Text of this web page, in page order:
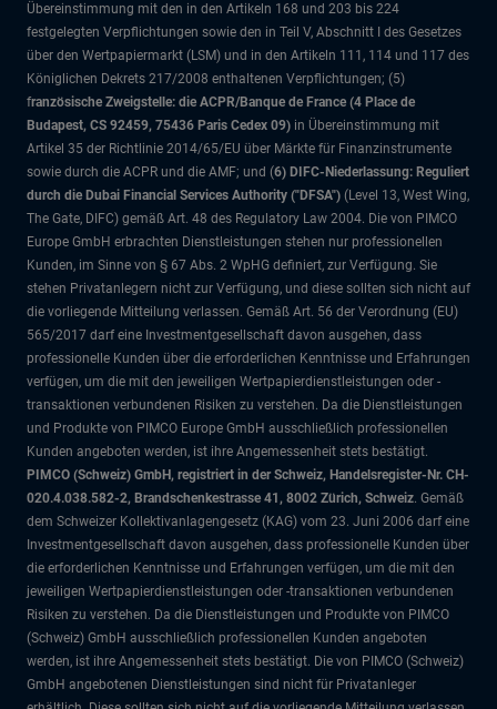
Übereinstimmung mit den in den Artikeln 168 und 203 bis 224
festgelegten Verpflichtungen sowie den in Teil V, Abschnitt I des Gesetzes
über den Wertpapiermarkt (LSM) und in den Artikeln 111, 114 und 117 des
Königlichen Dekrets 217/2008 enthaltenen Verpflichtungen; (5)
französische Zweigstelle: die ACPR/Banque de France (4 Place de
Budapest, CS 92459, 75436 Paris Cedex 09) in Übereinstimmung mit
Artikel 35 der Richtlinie 2014/65/EU über Märkte für Finanzinstrumente
sowie durch die ACPR und die AMF; und (6) DIFC-Niederlassung: Reguliert
durch die Dubai Financial Services Authority ("DFSA") (Level 13, West Wing,
The Gate, DIFC) gemäß Art. 48 des Regulatory Law 2004. Die von PIMCO
Europe GmbH erbrachten Dienstleistungen stehen nur professionellen
Kunden, im Sinne von § 67 Abs. 2 WpHG definiert, zur Verfügung. Sie
stehen Privatanlegern nicht zur Verfügung, und diese sollten sich nicht auf
die vorliegende Mitteilung verlassen. Gemäß Art. 56 der Verordnung (EU)
565/2017 darf eine Investmentgesellschaft davon ausgehen, dass
professionelle Kunden über die erforderlichen Kenntnisse und Erfahrungen
verfügen, um die mit den jeweiligen Wertpapierdienstleistungen oder -
transaktionen verbundenen Risiken zu verstehen. Da die Dienstleistungen
und Produkte von PIMCO Europe GmbH ausschließlich professionellen
Kunden angeboten werden, ist ihre Angemessenheit stets bestätigt.
PIMCO (Schweiz) GmbH, registriert in der Schweiz, Handelsregister-Nr. CH-
020.4.038.582-2, Brandschenkestrasse 41, 8002 Zürich, Schweiz. Gemäß
dem Schweizer Kollektivanlagengesetz (KAG) vom 23. Juni 2006 darf eine
Investmentgesellschaft davon ausgehen, dass professionelle Kunden über
die erforderlichen Kenntnisse und Erfahrungen verfügen, um die mit den
jeweiligen Wertpapierdienstleistungen oder -transaktionen verbundenen
Risiken zu verstehen. Da die Dienstleistungen und Produkte von PIMCO
(Schweiz) GmbH ausschließlich professionellen Kunden angeboten
werden, ist ihre Angemessenheit stets bestätigt. Die von PIMCO (Schweiz)
GmbH angebotenen Dienstleistungen sind nicht für Privatanleger